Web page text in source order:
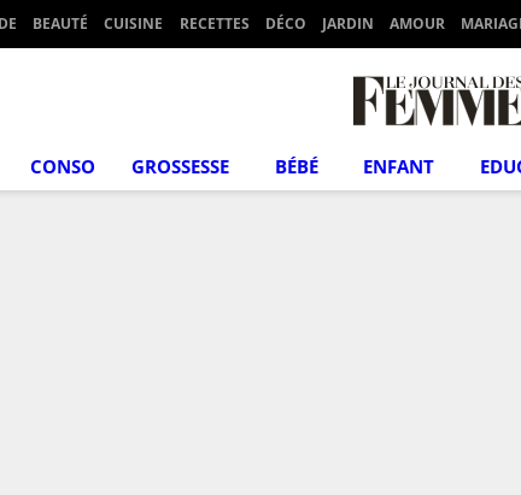
BEAUTÉ CUISINE RECETTES DÉCO JARDIN AMOUR
CONSO GROSSESSE BÉBÉ ENFANT